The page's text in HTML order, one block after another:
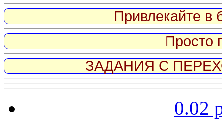
Привлекайте в
Просто
ЗАДАНИЯ С
0.02